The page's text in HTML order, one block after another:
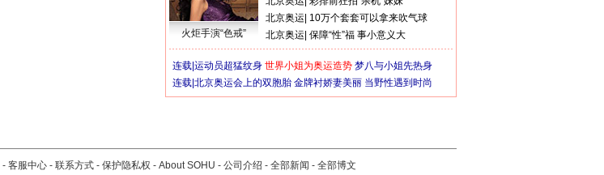
火炬手演“色戒”
北京奥运 10万个套套可以拿来吹气球
北京奥运 保障“性”福 事小意义大
连载| 运动员超猛纹身 世界小姐为奥运造势 梦八与小姐先热身
连载| 北京奥运会上的双胞胎 金牌衬娇妻美丽 当野性遇到时尚
- 客服中心 - 联系方式 - 保护隐私权 - About SOHU - 公司介绍 - 全部新闻 - 全部博文